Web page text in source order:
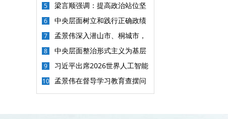
并主持召开座谈会 深入学习贯彻习
近平总书记重要讲话精神 加快建
设“好房子”探索房地产高质量发展
新路
5
梁言顺强调：提高政治站位坚
持问题导向勇于刀刃向内 坚决把集
中整治重点任务抓紧抓实抓出成效
6
中央层面树立和践行正确政绩
观学习教育工作专班 中央纪委办公
厅公开通报3起政绩观偏差问题
7
孟景伟深入潜山市、桐城市，
调研督导汛期地质灾害防治工作
8
中央层面整治形式主义为基层
减负专项工作机制办公室 中央纪委
办公厅公开通报3起整治形式主义
为基层减负典型问题
9
习近平出席2026世界人工智能
大会暨人工智能全球治理高级别会
议开幕式并发表主旨讲话
10
孟景伟在督导学习教育查摆问
题整改整治工作时强调 动真碰硬抓